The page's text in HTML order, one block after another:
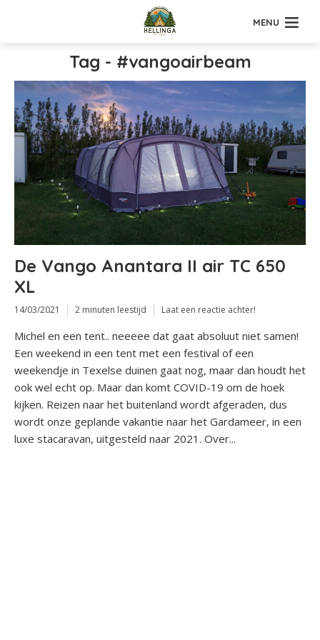
MENU
Tag - #vangoairbeam
De Vango Anantara II air TC 650
XL
14/03/2021 2 minuten leestijd Laat een reactie achter!
Michel en een tent.. neeeee dat gaat absoluut niet samen!
Een weekend in een tent met een festival of een
weekendje in Texelse duinen gaat nog, maar dan houdt het
ook wel echt op. Maar dan komt COVID-19 om de hoek
kijken. Reizen naar het buitenland wordt afgeraden, dus
wordt onze geplande vakantie naar het Gardameer, in een
luxe stacaravan, uitgesteld naar 2021. Over...